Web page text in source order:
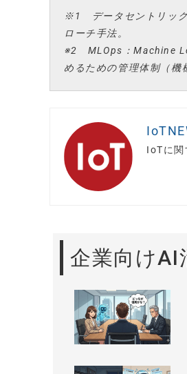
※1 データセントリック
ローチ手法。
※2 MLOps：Machine
めるための管理体制（機
IoTに関
企業向けAI